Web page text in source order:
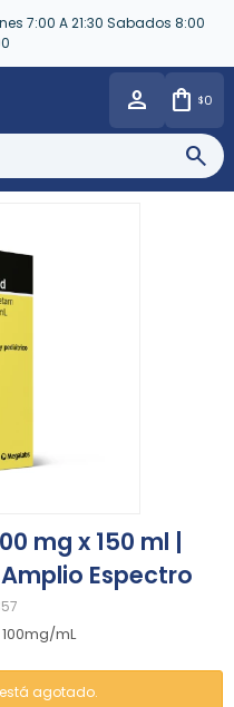
7:00 A 21:30 Sabados 8:00
$0
mg x 150 ml |
Espectro
mL
agotado.